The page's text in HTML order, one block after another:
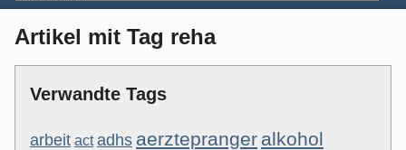
Artikel mit Tag reha
Verwandte Tags
arbeit act adhs aerztepranger alkohol